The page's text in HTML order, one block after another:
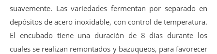
suavemente. Las variedades fermentan por separado en
depósitos de acero inoxidable, con control de temperatura.
El encubado tiene una duración de 8 días durante los
cuales se realizan remontados y bazuqueos, para favorecer